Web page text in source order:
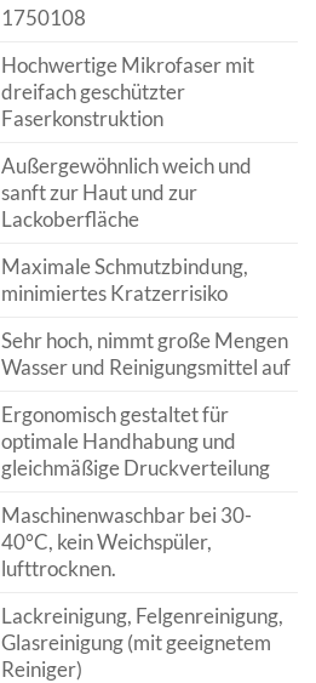
1750108
Hochwertige Mikrofaser mit
dreifach geschützter
Faserkonstruktion
Außergewöhnlich weich und
sanft zur Haut und zur
Lackoberfläche
Maximale Schmutzbindung,
minimiertes Kratzerrisiko
Sehr hoch, nimmt große Mengen
Wasser und Reinigungsmittel auf
Ergonomisch gestaltet für
optimale Handhabung und
gleichmäßige Druckverteilung
Maschinenwaschbar bei 30-
40°C, kein Weichspüler,
lufttrocknen.
Lackreinigung, Felgenreinigung,
Glasreinigung (mit geeignetem
Reiniger)